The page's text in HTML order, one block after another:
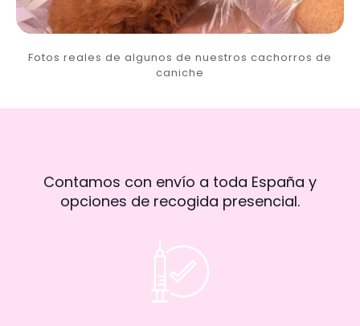
Fotos reales de algunos de nuestros cachorros de
caniche
Contamos con envío a toda España y
opciones de recogida presencial.